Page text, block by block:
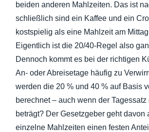
beiden anderen Mahlzeiten. Das ist
schließlich sind ein Kaffee und ein
kostspielig als eine Mahlzeit am
Eigentlich ist die 20/40-Regel also
Dennoch kommt es bei der richtigen
An- oder Abreisetage häufig zu
werden die 20 % und 40 % auf Basis
berechnet – auch wenn der Tagessatz
beträgt? Der Gesetzgeber geht davon
einzelne Mahlzeiten einen festen